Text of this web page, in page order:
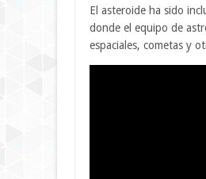
El asteroide ha sido
donde el equipo de
espaciales, cometas y